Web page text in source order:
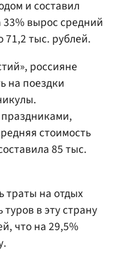
и составил
вырос средний
71,2 тыс. рублей.
россияне
на поездки
стоимость
85 тыс.
траты на отдых
в эту страну
что на 29,5%